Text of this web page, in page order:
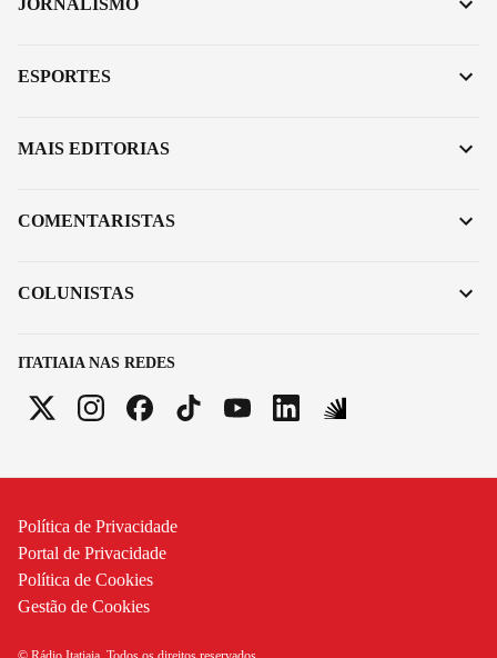
ITATIAIA NAS REDES
JORNALISMO
ESPORTES
MAIS EDITORIAS
COMENTARISTAS
COLUNISTAS
Política de Privacidade
Portal de Privacidade
Política de Cookies
Gestão de Cookies